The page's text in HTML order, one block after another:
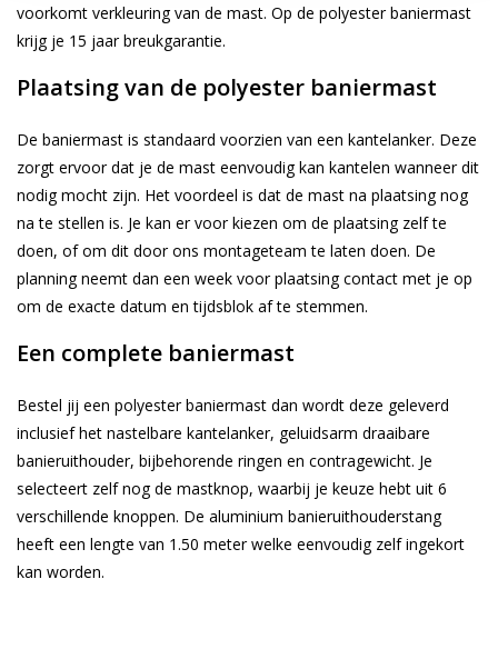
voorkomt verkleuring van de mast. Op de polyester baniermast
krijg je 15 jaar breukgarantie.
Plaatsing van de polyester baniermast
De baniermast is standaard voorzien van een kantelanker. Deze
zorgt ervoor dat je de mast eenvoudig kan kantelen wanneer dit
nodig mocht zijn. Het voordeel is dat de mast na plaatsing nog
na te stellen is. Je kan er voor kiezen om de plaatsing zelf te
doen, of om dit door ons montageteam te laten doen. De
planning neemt dan een week voor plaatsing contact met je op
om de exacte datum en tijdsblok af te stemmen.
Een complete baniermast
Bestel jij een polyester baniermast dan wordt deze geleverd
inclusief het nastelbare kantelanker, geluidsarm draaibare
banieruithouder, bijbehorende ringen en contragewicht. Je
selecteert zelf nog de mastknop, waarbij je keuze hebt uit 6
verschillende knoppen. De aluminium banieruithouderstang
heeft een lengte van 1.50 meter welke eenvoudig zelf ingekort
kan worden.